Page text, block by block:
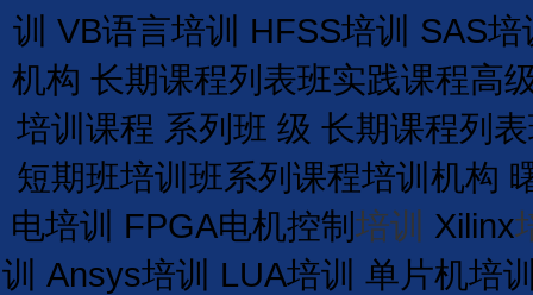
训 VB语言培训 HFSS培训 SAS培
机构 长期课程列表班实践课程高
培训课程 系列班 级 长期课程列表
短期班培训 班系列课程培训 机构
电培训 FPGA电机控制 培训 Xilinx
训 Ansys培训 LUA培训 单片机培